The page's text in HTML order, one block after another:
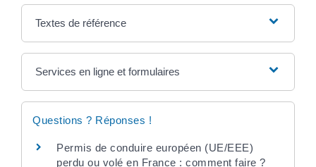
Textes de référence
Services en ligne et formulaires
Questions ? Réponses !
Permis de conduire européen (UE/EEE)
perdu ou volé en France : comment faire ?